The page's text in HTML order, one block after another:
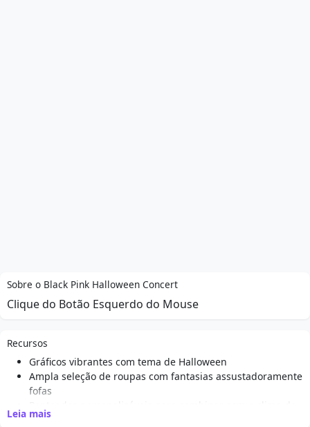
Sobre o Black Pink Halloween Concert
Clique do Botão Esquerdo do Mouse
Recursos
Gráficos vibrantes com tema de Halloween
Ampla seleção de roupas com fantasias assustadoramente
fofas
Penteados personalizáveis para combinar com o clima de
Halloween
Leia mais